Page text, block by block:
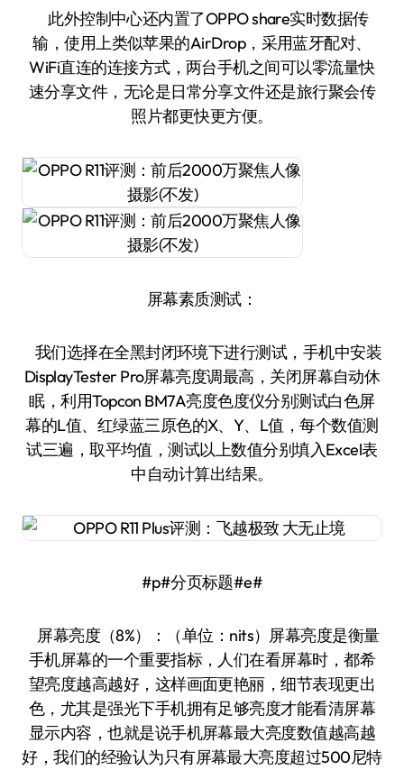
此外控制中心还内置了OPPO share实时数据传
输，使用上类似苹果的AirDrop，采用蓝牙配对、
WiFi直连的连接方式，两台手机之间可以零流量快
速分享文件，无论是日常分享文件还是旅行聚会传
照片都更快更方便。
屏幕素质测试：
我们选择在全黑封闭环境下进行测试，手机中安装
DisplayTester Pro屏幕亮度调最高，关闭屏幕自动休
眠，利用Topcon BM7A亮度色度仪分别测试白色屏
幕的L值、红绿蓝三原色的X、Y、L值，每个数值测
试三遍，取平均值，测试以上数值分别填入Excel表
中自动计算出结果。
#p#分页标题#e#
屏幕亮度（8%）：（单位：nits）屏幕亮度是衡量
手机屏幕的一个重要指标，人们在看屏幕时，都希
望亮度越高越好，这样画面更艳丽，细节表现更出
色，尤其是强光下手机拥有足够亮度才能看清屏幕
显示内容，也就是说手机屏幕最大亮度数值越高越
好，我们的经验认为只有屏幕最大亮度超过500尼特